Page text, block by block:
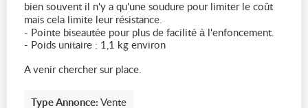
bien souvent il n'y a qu'une soudure pour limiter le coût
mais cela limite leur résistance.
- Pointe biseautée pour plus de facilité à l'enfoncement.
- Poids unitaire : 1,1 kg environ
A venir chercher sur place.
Type Annonce: Vente